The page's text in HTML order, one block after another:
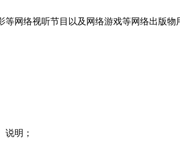
络视听节目以及网络游戏等网络出版物
明；